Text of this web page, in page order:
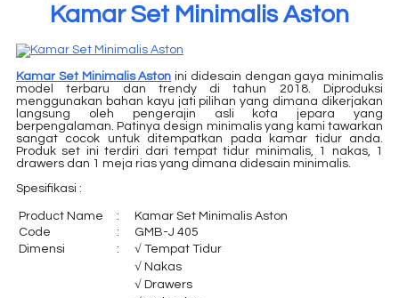
Kamar Set Minimalis Aston
Kamar Set Minimalis Aston ini didesain dengan gaya minimalis
model terbaru dan trendy di tahun 2018. Diproduksi
menggunakan bahan kayu jati pilihan yang dimana dikerjakan
langsung oleh pengerajin asli kota jepara yang
berpengalaman. Patinya design minimalis yang kami tawarkan
sangat cocok untuk ditempatkan pada kamar tidur anda.
Produk set ini terdiri dari tempat tidur minimalis, 1 nakas, 1
drawers dan 1 meja rias yang dimana didesain minimalis.
Spesifikasi :
Product Name :
Kamar Set Minimalis Aston
Code
:
GMB-J 405
Dimensi
:
√ Tempat Tidur
√ Nakas
√ Drawers